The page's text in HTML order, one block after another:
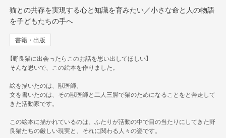
猫との共存を実現する心と知識を育みたい／小さな命と人の物語
を子どもたちの手へ
書籍・出版
【野良猫に出会ったらこのお話を思い出してほしい】
そんな思いで、この絵本を作りました。
絵を描いたのは、獣医師。
文を書いたのは、その獣医師と二人三脚で猫のためになることをと奔走して
きた活動家です。
この絵本に描かれているのは、ふたりが活動の中で目の当たりにしてきた野
良猫たちの厳しい現実と、それに関わる人々の姿です。